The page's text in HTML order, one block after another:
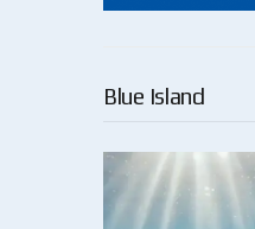
Blue Island